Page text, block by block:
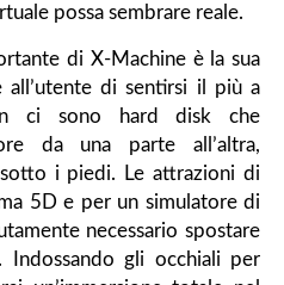
possa sembrare reale.
di X-Machine è la sua
all’utente di sentirsi il più a
ci sono hard disk che
da una parte all’altra,
i piedi. Le attrazioni di
5D e per un simulatore di
necessario spostare
Indossando gli occhiali per